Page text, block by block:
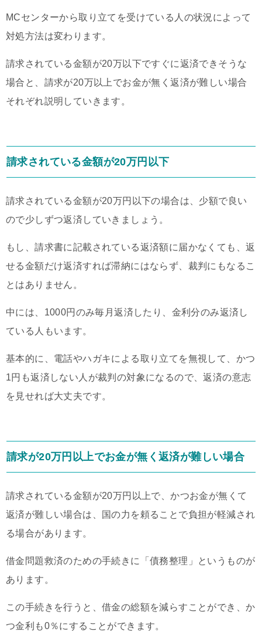
MCセンターから取り立てを受けている人の状況によって
対処方法は変わります。
請求されている金額が20万以下ですぐに返済できそうな
場合と、請求が20万以上でお金が無く返済が難しい場合
それぞれ説明していきます。
請求されている金額が20万円以下
請求されている金額が20万円以下の場合は、少額で良い
ので少しずつ返済していきましょう。
もし、請求書に記載されている返済額に届かなくても、返
せる金額だけ返済すれば滞納にはならず、裁判にもなるこ
とはありません。
中には、1000円のみ毎月返済したり、金利分のみ返済し
ている人もいます。
基本的に、電話やハガキによる取り立てを無視して、かつ
1円も返済しない人が裁判の対象になるので、返済の意志
を見せれば大丈夫です。
請求が20万円以上でお金が無く返済が難しい場合
請求されている金額が20万円以上で、かつお金が無くて
返済が難しい場合は、国の力を頼ることで負担が軽減され
る場合があります。
借金問題救済のための手続きに「債務整理」というものが
あります。
この手続きを行うと、借金の総額を減らすことができ、か
つ金利も0％にすることができます。